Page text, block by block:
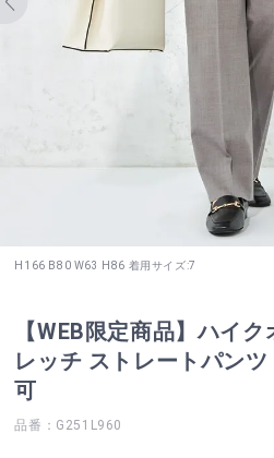
H166 B80 W63 H86 着用サイズ:7
【WEB限定商品】ハイ
レッチ ストレートパン
可
品番：G251L960